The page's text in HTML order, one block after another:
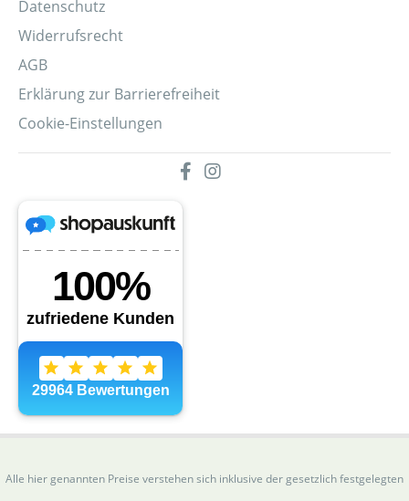
Datenschutz
Widerrufsrecht
AGB
Erklärung zur Barrierefreiheit
Cookie-Einstellungen
Alle hier genannten Preise verstehen sich inklusive der gesetzlich festgelegten